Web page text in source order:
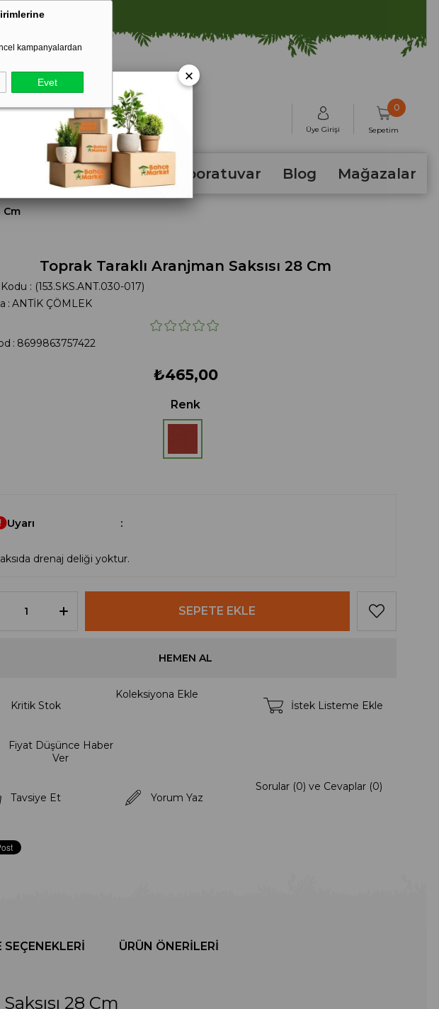
kampanyalardan
Evet
İLE SINIRLIDIR.
Üye Girişi Sepetim
0
Tohum Laboratuvar Blog Mağazalar
Cm
Toprak Taraklı Aranjman Saksısı 28 Cm
(153.SKS.ANT.030-017)
: ANTİK ÇÖMLEK
: 8699863757422
₺465,00
Renk
Uyarı
drenaj deliği yoktur.
Kritik Stok
Koleksiyona Ekle
İstek Listeme Ekle
Fiyat Düşünce Haber
Ver
Tavsiye Et Yorum Yaz
Sorular (0) ve Cevaplar (0)
SEÇENEKLERI ÜRÜN ÖNERILERI
28 Cm
×